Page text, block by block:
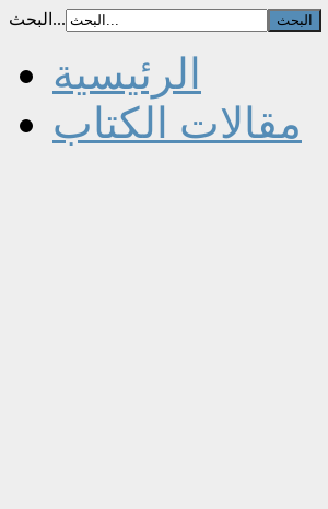
البحث...
الرئيسية
مقالات الكتاب